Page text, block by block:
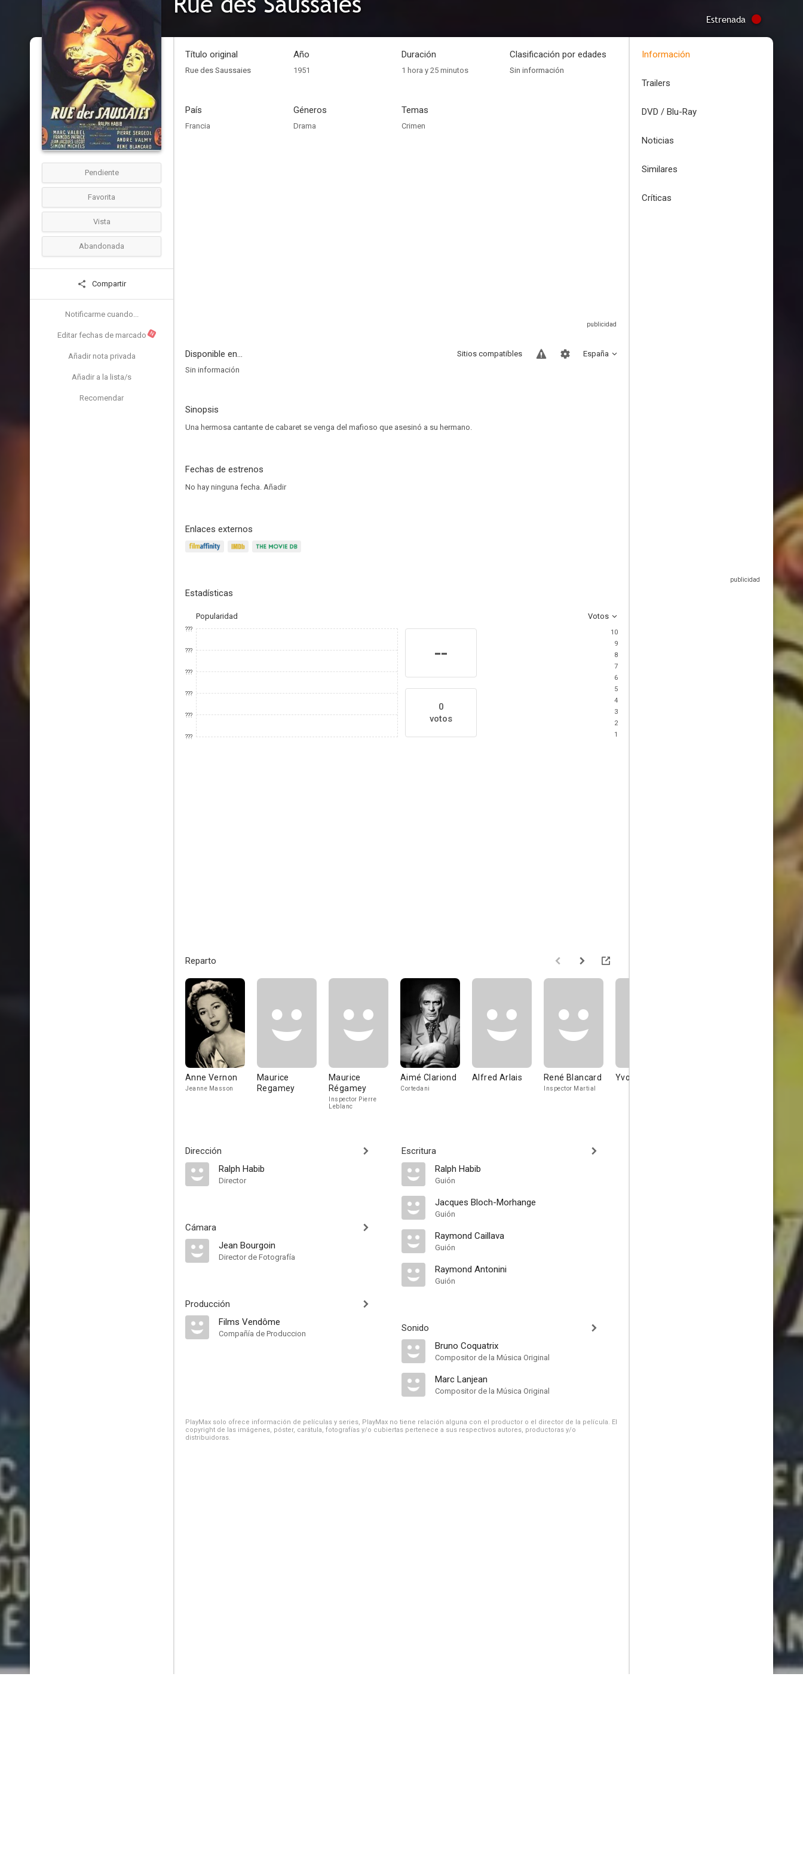
Estrenada
Pendiente
Favorita
Vista
Abandonada
Compartir
Notificarme cuando...
Editar fechas de marcado N
Añadir nota privada
Añadir a la lista/s
Recomendar
Título original
Rue des Saussaies
Año
1951
Duración
1 hora y 25 minutos
Clasificación por edades
Sin información
País
Francia
Géneros
Drama
Temas
Crimen
Disponible en... España
Sitios compatibles
Sin información
Sinopsis
Una hermosa cantante de cabaret se venga del mafioso que asesinó a su hermano.
Fechas de estrenos
No hay ninguna fecha. Añadir
Enlaces externos
Estadísticas
Popularidad Votos
???
???
???
???
???
???
--
0
votos
10
9
8
7
6
5
4
3
2
1
Reparto
Anne Vernon
Jeanne Masson
Maurice
Regamey
Maurice
Régamey
Inspector Pierre
Leblanc
Aimé Clariond
Cortedani
Alfred Arlais René Blancard
Inspector Martial
Yvonne Dany
Dirección
Ralph Habib
Director
Cámara
Jean Bourgoin
Director de Fotografía
Producción
Films Vendôme
Compañía de Produccion
Escritura
Ralph Habib
Guión
Jacques Bloch-Morhange
Guión
Raymond Caillava
Guión
Raymond Antonini
Guión
Sonido
Bruno Coquatrix
Compositor de la Música Original
Marc Lanjean
Compositor de la Música Original
PlayMax solo ofrece información de películas y series, PlayMax no tiene relación alguna con el productor o el director de la película. El
copyright de las imágenes, póster, carátula, fotografías y/o cubiertas pertenece a sus respectivos autores, productoras y/o
distribuidoras.
Información
Trailers
DVD / Blu-Ray
Noticias
Similares
Críticas